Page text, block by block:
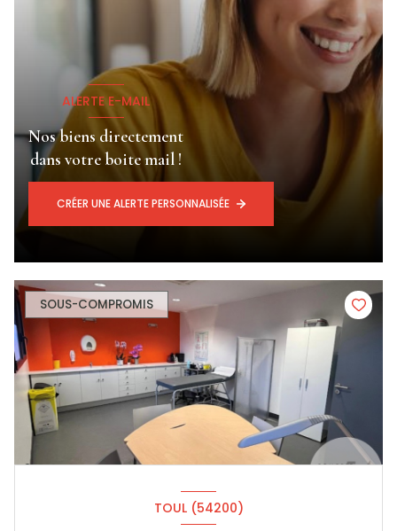
ALERTE E-MAIL
Nos biens directement
dans votre boite mail !
CRÉER UNE ALERTE PERSONNALISÉE
SOUS-COMPROMIS
TOUL (54200)